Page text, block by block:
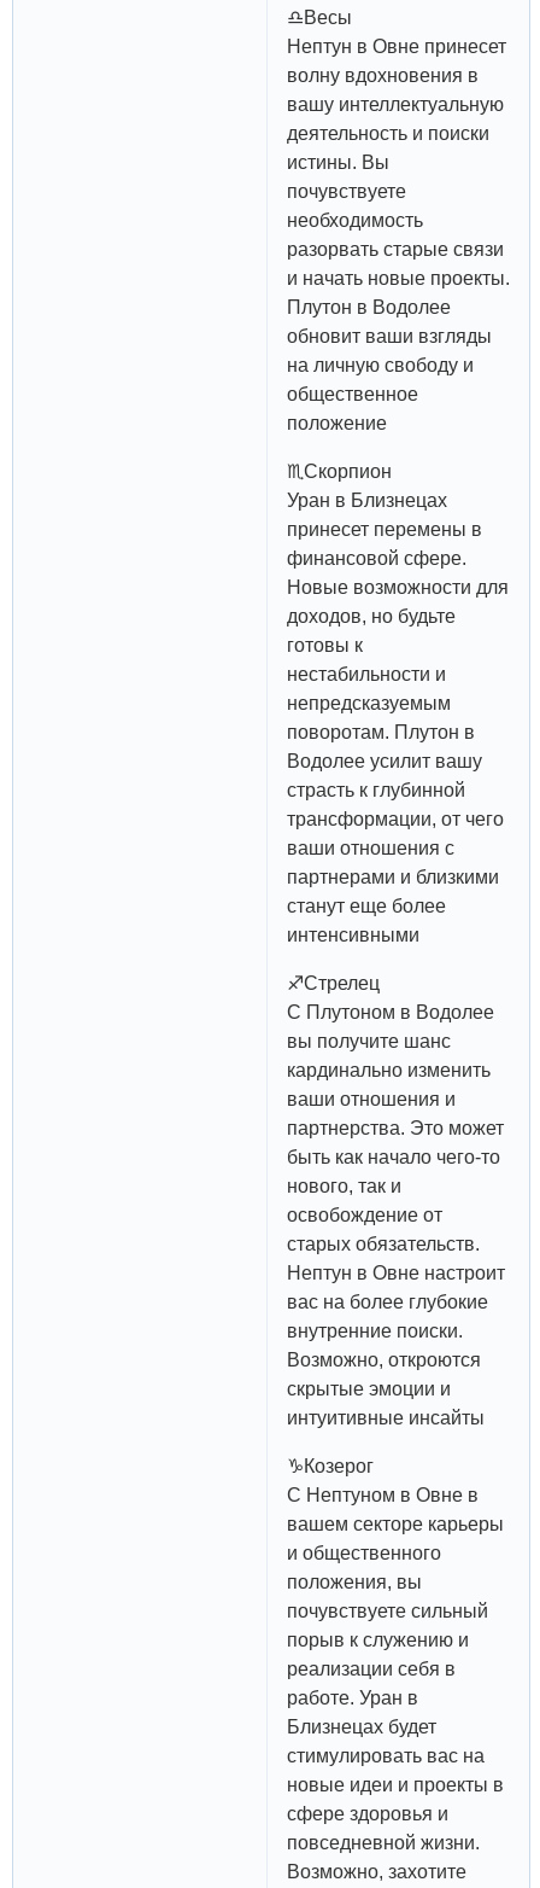
♎️Весы
Нептун в Овне принесет
волну вдохновения в
вашу интеллектуальную
деятельность и поиски
истины. Вы
почувствуете
необходимость
разорвать старые связи
и начать новые проекты.
Плутон в Водолее
обновит ваши взгляды
на личную свободу и
общественное
положение
♏️Скорпион
Уран в Близнецах
принесет перемены в
финансовой сфере.
Новые возможности для
доходов, но будьте
готовы к
нестабильности и
непредсказуемым
поворотам. Плутон в
Водолее усилит вашу
страсть к глубинной
трансформации, от чего
ваши отношения с
партнерами и близкими
станут еще более
интенсивными
♐️Стрелец
С Плутоном в Водолее
вы получите шанс
кардинально изменить
ваши отношения и
партнерства. Это может
быть как начало чего-то
нового, так и
освобождение от
старых обязательств.
Нептун в Овне настроит
вас на более глубокие
внутренние поиски.
Возможно, откроются
скрытые эмоции и
интуитивные инсайты
♑️Козерог
С Нептуном в Овне в
вашем секторе карьеры
и общественного
положения, вы
почувствуете сильный
порыв к служению и
реализации себя в
работе. Уран в
Близнецах будет
стимулировать вас на
новые идеи и проекты в
сфере здоровья и
повседневной жизни.
Возможно, захотите